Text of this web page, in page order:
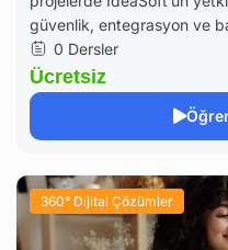
güvenlik, entegrasyon ve
0 Dersler
Ücretsiz
360° Dijital Çözümler